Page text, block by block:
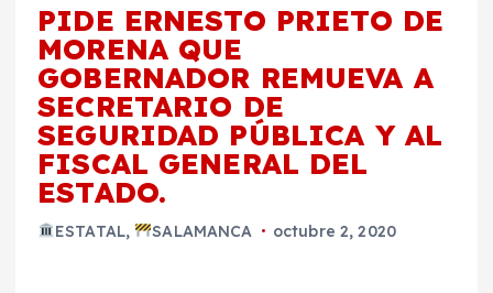
PIDE ERNESTO PRIETO DE
MORENA QUE
GOBERNADOR REMUEVA A
SECRETARIO DE
SEGURIDAD PÚBLICA Y AL
FISCAL GENERAL DEL
ESTADO.
ESTATAL, SALAMANCA octubre 2, 2020